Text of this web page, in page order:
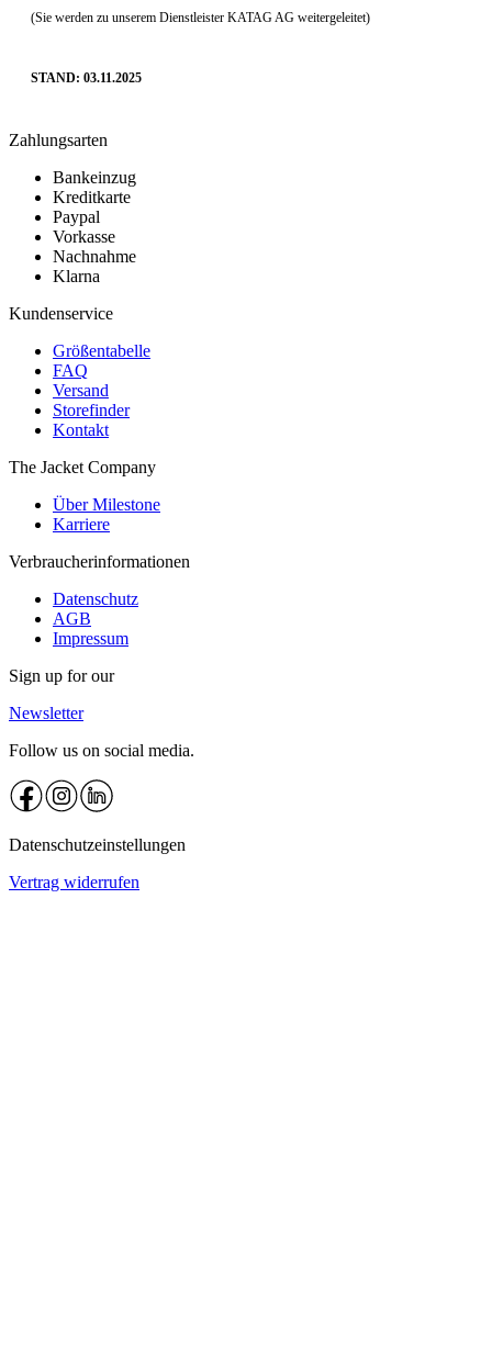
(Sie werden zu unserem Dienstleister KATAG AG weitergeleitet)
STAND: 03.11.2025
Zahlungsarten
Bankeinzug
Kreditkarte
Paypal
Vorkasse
Nachnahme
Klarna
Kundenservice
Größentabelle
FAQ
Versand
Storefinder
Kontakt
The Jacket Company
Über Milestone
Karriere
Verbraucherinformationen
Datenschutz
AGB
Impressum
Sign up for our
Newsletter
Follow us on social media.
Datenschutzeinstellungen
Vertrag widerrufen